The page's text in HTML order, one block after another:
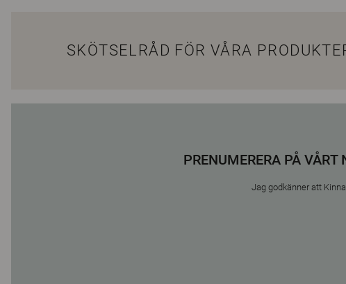
SKÖTSELRÅD FÖR VÅRA
PRENUMERERA PÅ VÅRT
Jag godkänner att